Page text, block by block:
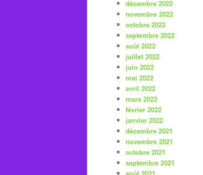
décembre 2022
novembre 2022
octobre 2022
septembre 2022
août 2022
juillet 2022
juin 2022
mai 2022
avril 2022
mars 2022
février 2022
janvier 2022
décembre 2021
novembre 2021
octobre 2021
septembre 2021